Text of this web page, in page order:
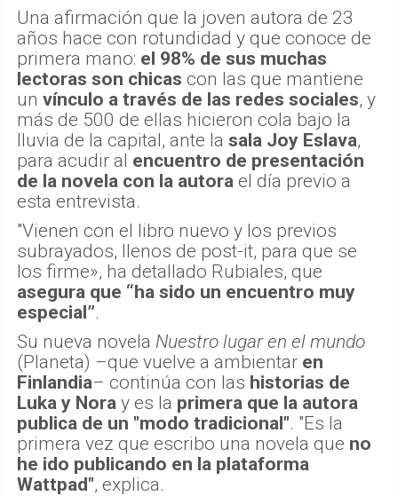
Una afirmación que la joven autora de 23
años hace con rotundidad y que conoce de
primera mano: el 98% de sus muchas
lectoras son chicas con las que mantiene
un vínculo a través de las redes sociales, y
más de 500 de ellas hicieron cola bajo la
lluvia de la capital, ante la sala Joy Eslava,
para acudir al encuentro de presentación
de la novela con la autora el día previo a
esta entrevista.
"Vienen con el libro nuevo y los previos
subrayados, llenos de post-it, para que se
los firme», ha detallado Rubiales, que
asegura que “ha sido un encuentro muy
especial”.
Su nueva novela Nuestro lugar en el mundo
(Planeta) –que vuelve a ambientar en
Finlandia– continúa con las historias de
Luka y Nora y es la primera que la autora
publica de un "modo tradicional". "Es la
primera vez que escribo una novela que no
he ido publicando en la plataforma
Wattpad", explica.